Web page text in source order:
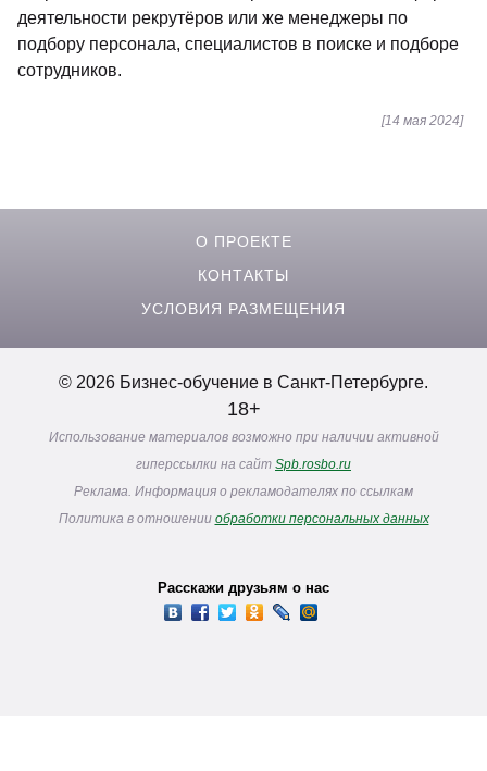
деятельности рекрутёров или же менеджеры по
подбору персонала, специалистов в поиске и подборе
сотрудников.
[14 мая 2024]
О ПРОЕКТЕ
КОНТАКТЫ
УСЛОВИЯ РАЗМЕЩЕНИЯ
© 2026 Бизнес-обучение в Санкт-Петербурге.
18+
Использование материалов возможно при наличии активной
гиперссылки на сайт Spb.rosbo.ru
Реклама. Информация о рекламодателях по ссылкам
Политика в отношении обработки персональных данных
Расскажи друзьям о нас